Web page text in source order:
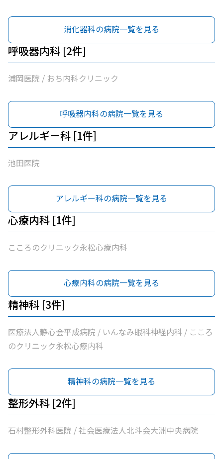
消化器科の病院一覧を見る
呼吸器内科 [2件]
浦岡医院 / おち内科クリニック
呼吸器内科の病院一覧を見る
アレルギー科 [1件]
池田医院
アレルギー科の病院一覧を見る
心療内科 [1件]
こころのクリニック永松心療内科
心療内科の病院一覧を見る
精神科 [3件]
医療法人静心会平成病院 / いんなみ眼科神経内科 / こころ
のクリニック永松心療内科
精神科の病院一覧を見る
整形外科 [2件]
石村整形外科医院 / 社会医療法人北斗会大洲中央病院